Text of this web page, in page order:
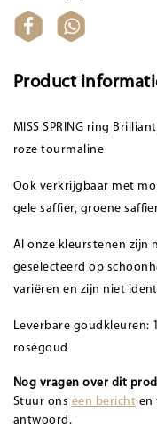
Product
MISS SPRING ring
roze tourmaline
Ook verkrijgbaar met
gele saffier, groene
Al onze kleurstenen zijn
geselecteerd op
variëren en zijn niet
Leverbare goudkleuren:
roségoud
Nog vragen over dit
Stuur ons een bericht en
antwoord.